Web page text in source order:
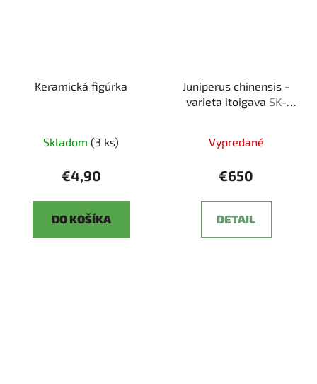
Keramická figúrka
Skladom (3 ks)
€4,90
DO KOŠÍKA
Juniperus chinensis -
varieta itoigava SK-
Vypredané
€650
DETAIL